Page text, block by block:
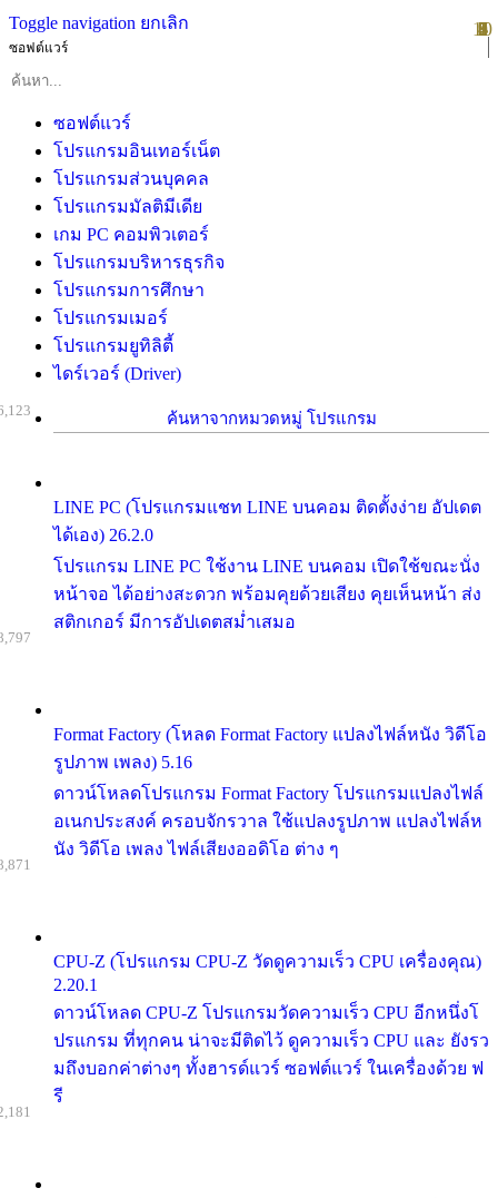
Toggle navigation ยกเลิก
ซอฟต์แวร์
ซอฟต์แวร์
โปรแกรมอินเทอร์เน็ต
โปรแกรมส่วนบุคคล
โปรแกรมมัลติมีเดีย
เกม PC คอมพิวเตอร์
โปรแกรมบริหารธุรกิจ
โปรแกรมการศึกษา
โปรแกรมเมอร์
โปรแกรมยูทิลิตี้
ไดร์เวอร์ (Driver)
ค้นหาจากหมวดหมู่ โปรแกรม
LINE PC (โปรแกรมแชท LINE บนคอม ติดตั้งง่าย อัปเดต
ได้เอง) 26.2.0
โปรแกรม LINE PC ใช้งาน LINE บนคอม เปิดใช้ขณะนั่ง
หน้าจอ ได้อย่างสะดวก พร้อมคุยด้วยเสียง คุยเห็นหน้า ส่ง
สติกเกอร์ มีการอัปเดตสม่ำเสมอ
Format Factory (โหลด Format Factory แปลงไฟล์หนัง วิดีโอ
รูปภาพ เพลง) 5.16
ดาวน์โหลดโปรแกรม Format Factory โปรแกรมแปลงไฟล์
อเนกประสงค์ ครอบจักรวาล ใช้แปลงรูปภาพ แปลงไฟล์ห
นัง วิดีโอ เพลง ไฟล์เสียงออดิโอ ต่าง ๆ
CPU-Z (โปรแกรม CPU-Z วัดดูความเร็ว CPU เครื่องคุณ)
2.20.1
ดาวน์โหลด CPU-Z โปรแกรมวัดความเร็ว CPU อีกหนึ่งโ
ปรแกรม ที่ทุกคน น่าจะมีติดไว้ ดูความเร็ว CPU และ ยังรว
มถึงบอกค่าต่างๆ ทั้งฮารด์แวร์ ซอฟต์แวร์ ในเครื่องด้วย ฟ
รี
1
2
3
4
5
6
7
8
9
10